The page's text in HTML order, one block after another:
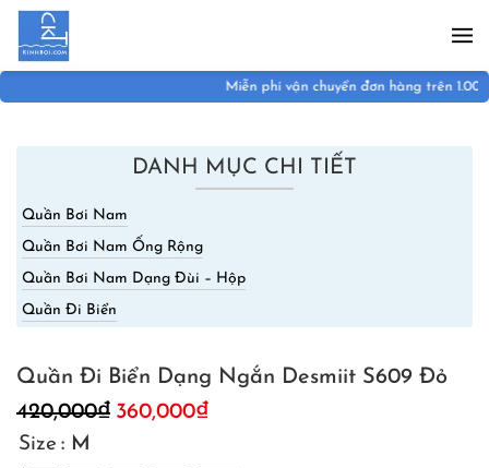
Skip to main content
Miễn phí vận chuyển đơn hàng trên 1.000.000đ
DANH MỤC CHI TIẾT
Quần Bơi Nam
Quần Bơi Nam Ống Rộng
Quần Bơi Nam Dạng Đùi – Hộp
Quần Đi Biển
Quần Đi Biển Dạng Ngắn Desmiit S609 Đỏ
420,000₫ 360,000₫
Size : M